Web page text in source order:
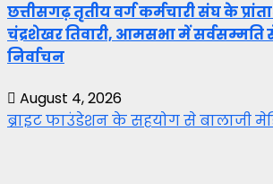
छत्तीसगढ़ तृतीय वर्ग कर्मचारी संघ के
चंद्रशेखर तिवारी, आमसभा में सर्वसम्मति
निर्वाचन
August 4, 2026
ब्राइट फाउंडेशन के सहयोग से बालाजी